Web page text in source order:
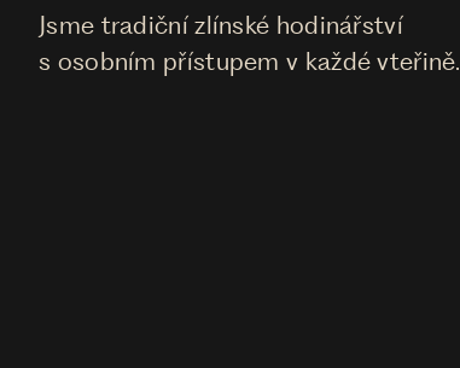
Jsme tradiční zlínské hodinářství
s osobním přístupem v každé vteřině.